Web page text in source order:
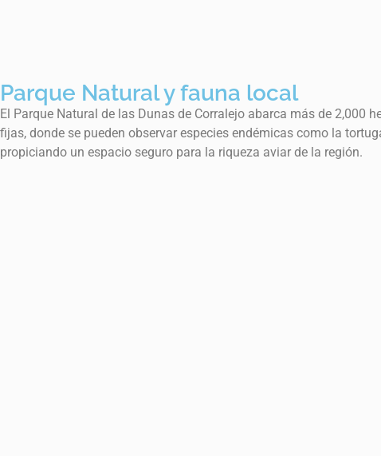
Parque Natural y fauna local
El Parque Natural de las Dunas de Corralejo abarca más de
fijas, donde se pueden observar especies endémicas como la
propiciando un espacio seguro para la riqueza aviar de la región.